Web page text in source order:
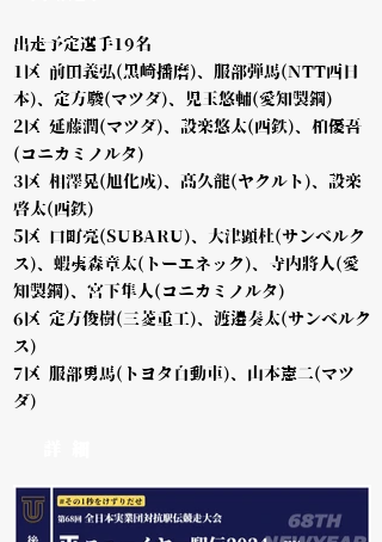
出走予定選手19名
1区 前田義弘(黒崎播磨)、服部弾馬(NTT西日
本)、定方駿(マツダ)、児玉悠輔(愛知製鋼)
2区 延藤潤(マツダ)、設楽悠太(西鉄)、柏優吾
(コニカミノルタ)
3区 相澤晃(旭化成)、髙久龍(ヤクルト)、設楽
啓太(西鉄)
5区 口町亮(SUBARU)、大津顕杜(サンベルク
ス)、蝦夷森章太(トーエネック)、寺内將人(愛
知製鋼)、宮下隼人(コニカミノルタ)
6区 定方俊樹(三菱重工)、渡邉奏太(サンベルク
ス)
7区 服部勇馬(トヨタ自動車)、山本憲二(マツ
ダ)